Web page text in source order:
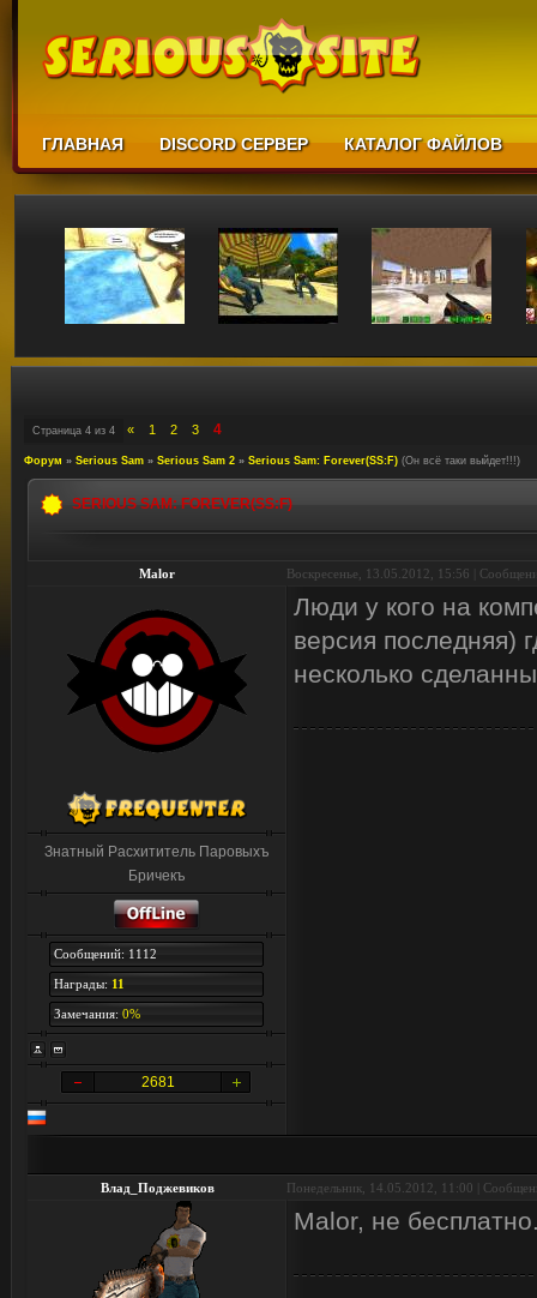
ГЛАВНАЯ DISCORD СЕРВЕР КАТАЛОГ ФАЙЛОВ
Страница 4 из 4 « 1 2 3 4
Форум » Serious Sam » Serious Sam 2 » Serious Sam: Forever(SS:F) (Он всё таки выйдет!!!)
SERIOUS SAM: FOREVER(SS:F)
Malor Воскресенье, 13.05.2012, 15:56 |
Знатный Расхититель Паровыхъ
Бричекъ
Сообщений: 1112
Награды: 11
Замечания: 0%
2681
Люди у кого на
версия последняя)
несколько
Влад_Поджевиков Понедельник, 14.05.2012, 11:00 |
Malor, не